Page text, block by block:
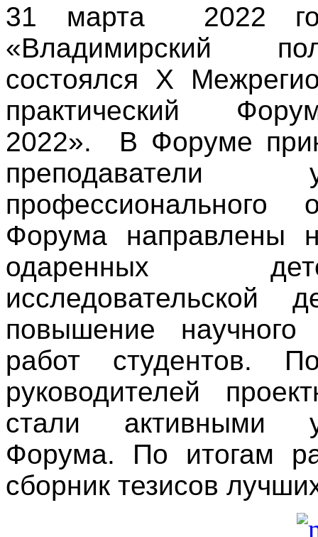
31 марта 2022
«Владимирский
состоялся X
практический
2022». В Форуме
преподаватели
профессионального
Форума направлены
одаренных
исследовательской
повышение научного
работ студентов.
руководителей
стали активными
Форума. По итогам
сборник тезисов